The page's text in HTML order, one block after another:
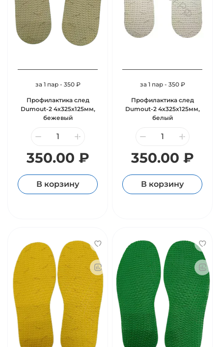
за 1 пар - 350 ₽
Профилактика след
Dumout-2 4х325х125мм,
бежевый
350.00 ₽
В корзину
за 1 пар - 350 ₽
Профилактика след
Dumout-2 4х325х125мм,
белый
350.00 ₽
В корзину